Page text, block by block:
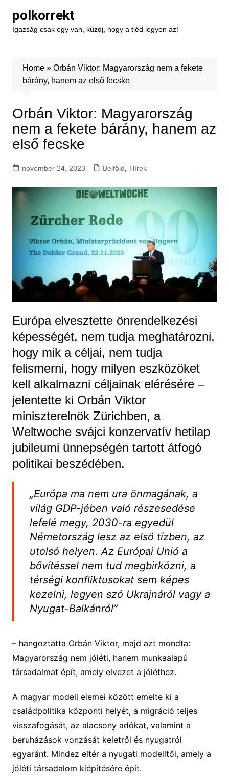
content
polkorrekt
Igazság csak egy van, küzdj, hogy a tiéd legyen az!
Home» Orbán Viktor: Magyarország nem a fekete
bárány, hanem az első fecske
Orbán Viktor: Magyarország
nem a fekete bárány, hanem az
első fecske
november 24, 2023 Belföld Hírek
Európa elvesztette önrendelkezési
képességét, nem tudja meghatározni,
hogy mik a céljai, nem tudja
felismerni, hogy milyen eszközöket
kell alkalmazni céljainak elérésére –
jelentette ki Orbán Viktor
miniszterelnök Zürichben, a
Weltwoche svájci konzervatív hetilap
jubileumi ünnepségén tartott átfogó
politikai beszédében.
„Európa ma nem ura önmagának, a
világ GDP-jében való részesedése
lefelé megy, 2030-ra egyedül
Németország lesz az első tízben, az
utolsó helyen. Az Európai Unió a
bővítéssel nem tud megbirkózni, a
térségi konfliktusokat sem képes
kezelni, legyen szó Ukrajnáról vagy a
Nyugat-Balkánról”
– hangoztatta Orbán Viktor, majd azt mondta:
Magyarország nem jóléti, hanem munkaalapú
társadalmat épít, amely elvezet a jóléthez.
A magyar modell elemei között emelte ki a
családpolitika központi helyét, a migráció teljes
visszafogását, az alacsony adókat, valamint a
beruházások vonzását keletről és nyugatról
egyaránt. Mindez eltér a nyugati modelltől, amely a
jóléti társadalom kiépítésére épít.